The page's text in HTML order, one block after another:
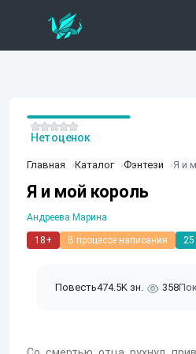
Главная Каталог Фэнтези Я и
Я и мой король
Андреева Марина
18+ В процессе написания 25
Повесть474.5K зн. 358
Нет оценок